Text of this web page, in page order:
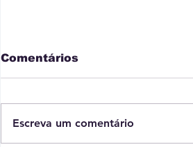
Comentários
Escreva um comentário